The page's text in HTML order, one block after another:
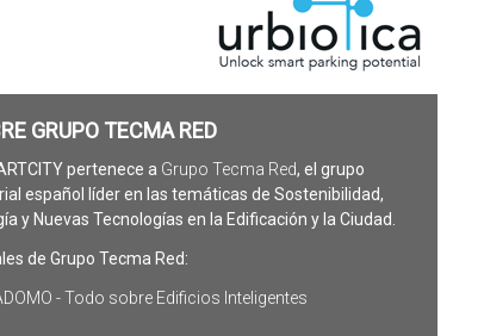
GRUPO TECMA RED
pertenece a Grupo Tecma Red, el grupo
español líder en las temáticas de Sostenibilidad,
y Nuevas Tecnologías en la Edificación y la Ciudad.
de Grupo Tecma Red:
- Todo sobre Edificios Inteligentes